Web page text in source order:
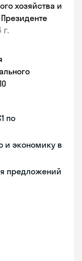
хозяйства и
г.
по
и экономику в
предложений